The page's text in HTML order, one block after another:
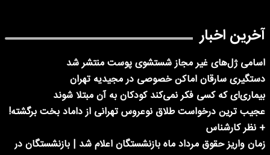
آخرین اخبار
اسامی ژل‌های غیر مجاز شستشوی پوست منتشر شد
دستگیری سارقان اماکن خصوصی در مجیدیه تهران
بیماری‌ای که کسی فکر نمی‌کند کودکان به آن مبتلا شوند
عجیب ترین درخواست طلاق نوعروس تهرانی از داماد بخت برگشته!
+ نظر کارشناس
زمان واریز حقوق مرداد ماه بازنشستگان اعلام شد | بازنشستگان در